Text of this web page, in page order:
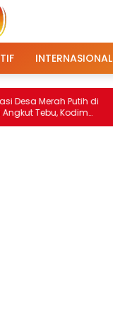
INTERNASIONAL
Putih di
Kodim